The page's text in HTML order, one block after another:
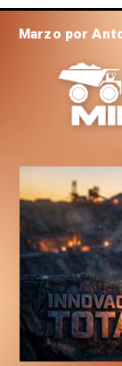
Marzo por